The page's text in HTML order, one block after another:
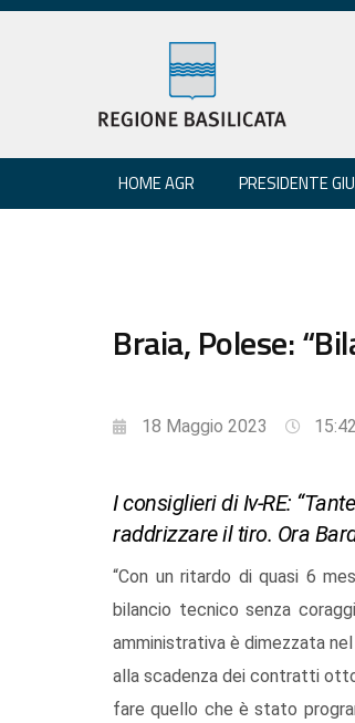
HOME AGR PRESIDENTE
Braia, Polese:
18 Maggio 2023 15:42
I consiglieri di Iv-RE:
raddrizzare il tiro. Ora
“Con un ritardo di quasi 6
bilancio tecnico senza
amministrativa è dimezzata
alla scadenza dei contratti
fare quello che è stato